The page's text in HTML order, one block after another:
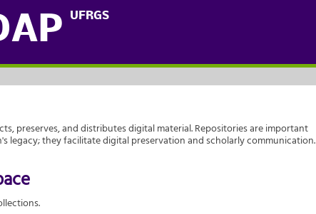
UFRGS
preserves, and distributes digital material. Repositories are important
legacy; they facilitate digital preservation and scholarly communication.